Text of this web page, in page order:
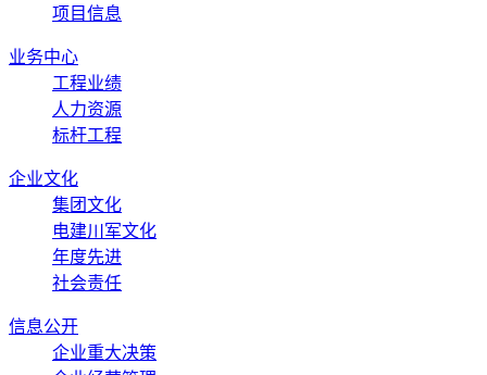
项目信息
业务中心
工程业绩
人力资源
标杆工程
企业文化
集团文化
电建川军文化
年度先进
社会责任
信息公开
企业重大决策